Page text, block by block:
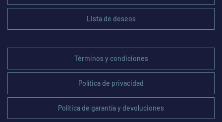
Lista de deseos
Términos y condiciones
Política de privacidad
Política de garantía y devoluciones